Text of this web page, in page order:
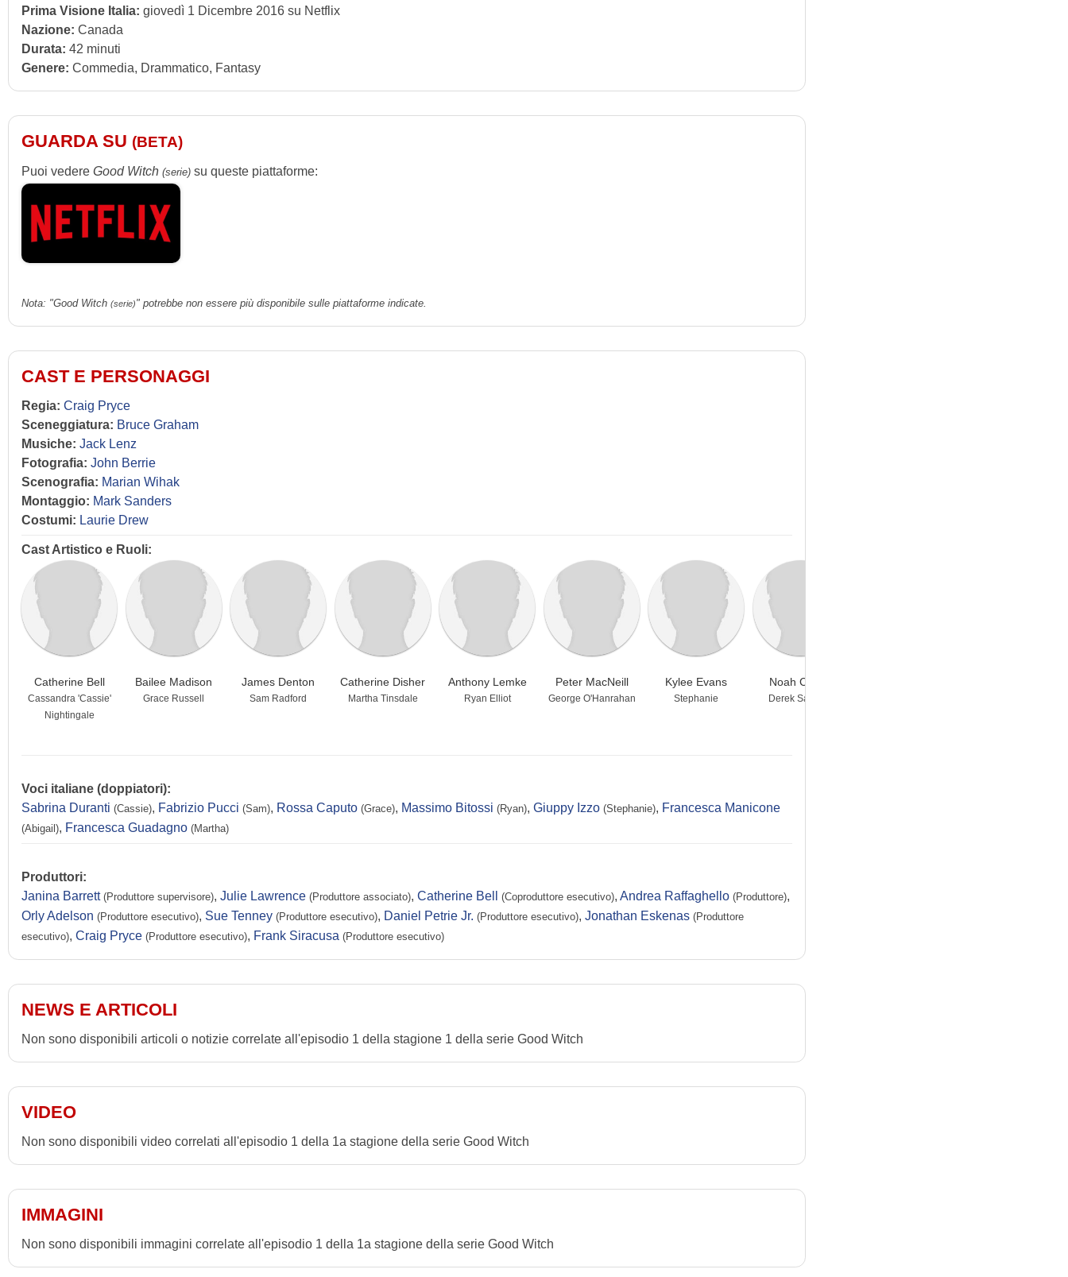
Prima Visione Italia: giovedì 1 Dicembre 2016 su Netflix
Nazione: Canada
Durata: 42 minuti
Genere: Commedia, Drammatico, Fantasy
GUARDA SU (BETA)
Puoi vedere Good Witch (serie) su queste piattaforme:
Nota: "Good Witch (serie)" potrebbe non essere più disponibile sulle piattaforme indicate.
CAST E PERSONAGGI
Regia: Craig Pryce
Sceneggiatura: Bruce Graham
Musiche: Jack Lenz
Fotografia: John Berrie
Scenografia: Marian Wihak
Montaggio: Mark Sanders
Costumi: Laurie Drew
Cast Artistico e Ruoli:
Catherine Bell
Cassandra 'Cassie'
Nightingale
Bailee Madison
Grace Russell
James Denton
Sam Radford
Catherine Disher
Martha Tinsdale
Anthony Lemke
Ryan Elliot
Peter MacNeill
George O'Hanrahan
Kylee Evans
Stephanie
Noah Cappe
Derek Sanders
Voci italiane (doppiatori):
Sabrina Duranti (Cassie), Fabrizio Pucci (Sam), Rossa Caputo (Grace), Massimo Bitossi (Ryan), Giuppy Izzo (Stephanie), Francesca Manicone
(Abigail), Francesca Guadagno (Martha)
Produttori:
Janina Barrett (Produttore supervisore), Julie Lawrence (Produttore associato), Catherine Bell (Coproduttore esecutivo), Andrea Raffaghello (Produttore),
Orly Adelson (Produttore esecutivo), Sue Tenney (Produttore esecutivo), Daniel Petrie Jr. (Produttore esecutivo), Jonathan Eskenas (Produttore
esecutivo), Craig Pryce (Produttore esecutivo), Frank Siracusa (Produttore esecutivo)
NEWS E ARTICOLI
Non sono disponibili articoli o notizie correlate all'episodio 1 della stagione 1 della serie Good Witch
VIDEO
Non sono disponibili video correlati all'episodio 1 della 1a stagione della serie Good Witch
IMMAGINI
Non sono disponibili immagini correlate all'episodio 1 della 1a stagione della serie Good Witch